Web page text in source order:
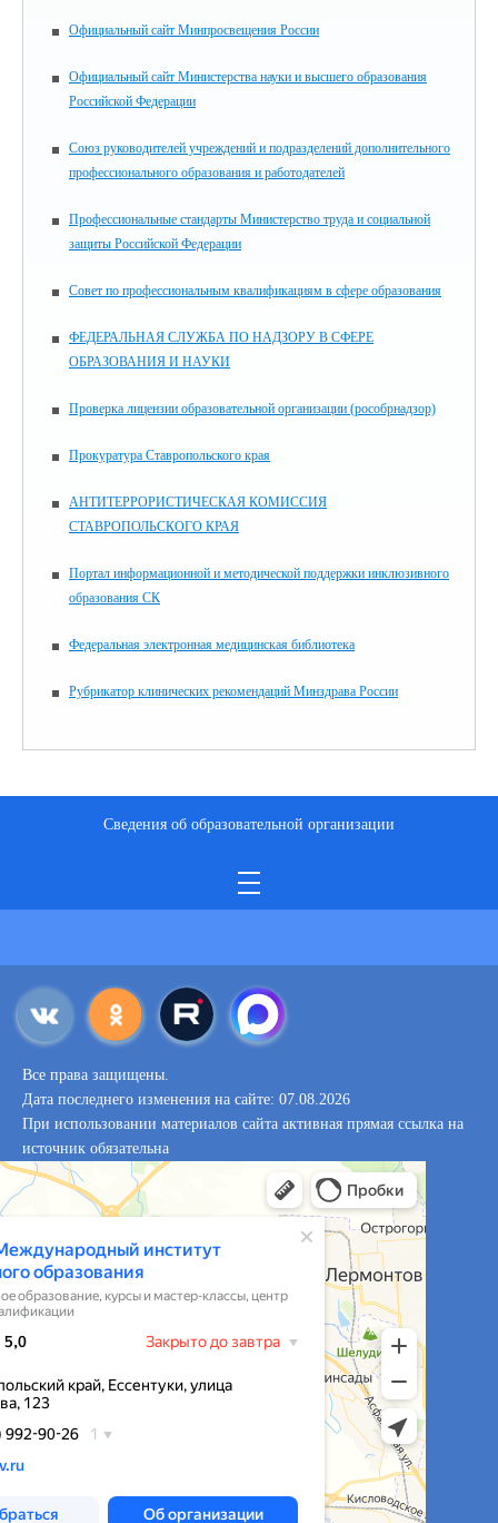
Официальный сайт Минпросвещения России
Официальный сайт Министерства науки и высшего образования
Российской Федерации
Союз руководителей учреждений и подразделений дополнительного
профессионального образования и работодателей
Профессиональные стандарты Министерство труда и социальной
защиты Российской Федерации
Совет по профессиональным квалификациям в сфере образования
ФЕДЕРАЛЬНАЯ СЛУЖБА ПО НАДЗОРУ В СФЕРЕ
ОБРАЗОВАНИЯ И НАУКИ
Проверка лицензии образовательной организации (рособрнадзор)
Прокуратура Ставропольского края
АНТИТЕРРОРИСТИЧЕСКАЯ КОМИССИЯ
СТАВРОПОЛЬСКОГО КРАЯ
Портал информационной и методической поддержки инклюзивного
образования СК
Федеральная электронная медицинская библиотека
Рубрикатор клинических рекомендаций Минздрава России
Сведения об образовательной организации
Все права защищены.
Дата последнего изменения на сайте: 07.08.2026
При использовании материалов сайта активная прямая ссылка на
источник обязательна